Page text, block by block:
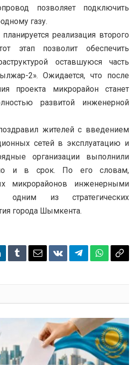
позволяет подключить
газу.
реализация второго
этап позволит обеспечить
оставшуюся часть
2». Ожидается, что после
проекта микрорайон станет
развитой инженерной
жителей с введением
сетей в эксплуатацию и
организации выполнили
и в срок. По его словам,
микрорайонов инженерными
одним из стратегических
города Шымкента.
TumblrEmailVKontakte
TelegramWhatsApp
Copy